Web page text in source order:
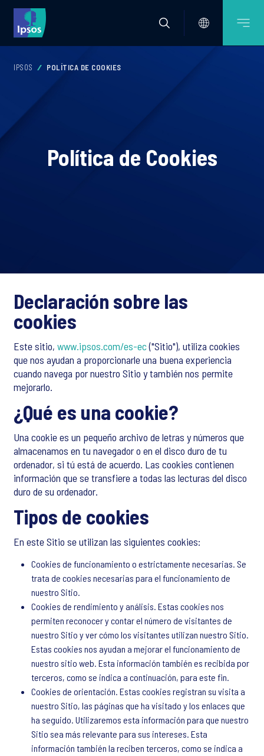
IPSOS POLÍTICA DE COOKIES
Política de Cookies
Declaración sobre las
cookies
Este sitio, www.ipsos.com/es-ec("Sitio"), utiliza cookies
que nos ayudan a proporcionarle una buena experiencia
cuando navega por nuestro Sitio y también nos permite
mejorarlo.
¿Qué es una cookie?
Una cookie es un pequeño archivo de letras y números que
almacenamos en tu navegador o en el disco duro de tu
ordenador, si tú está de acuerdo. Las cookies contienen
información que se transfiere a todas las lecturas del disco
duro de su ordenador.
Tipos de cookies
En este Sitio se utilizan las siguientes cookies:
Cookies de funcionamiento o estrictamente necesarias. Se
trata de cookies necesarias para el funcionamiento de
nuestro Sitio.
Cookies de rendimiento y análisis. Estas cookies nos
permiten reconocer y contar el número de visitantes de
nuestro Sitio y ver cómo los visitantes utilizan nuestro Sitio.
Estas cookies nos ayudan a mejorar el funcionamiento de
nuestro sitio web. Esta información también es recibida por
terceros, como se indica a continuación, para este fin.
Cookies de orientación. Estas cookies registran su visita a
nuestro Sitio, las páginas que ha visitado y los enlaces que
ha seguido. Utilizaremos esta información para que nuestro
Sitio sea más relevante para sus intereses. Esta
información también la reciben terceros, como se indica a